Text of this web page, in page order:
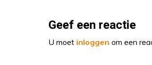
Geef een reactie
U moet inloggen om een